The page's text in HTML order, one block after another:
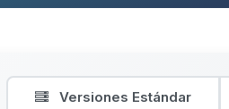
Versiones Estándar